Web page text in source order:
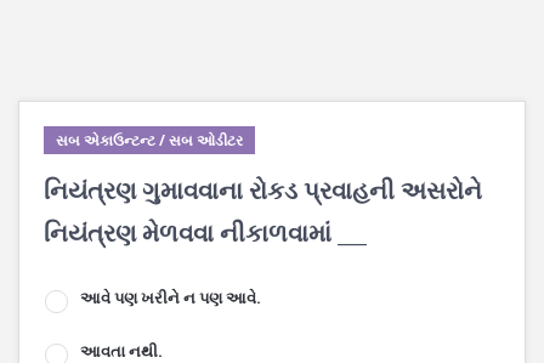
સબ એકાઉન્ટન્ટ / સબ ઓડીટર
નિયંત્રણ ગુમાવવાના રોકડ પ્રવાહની અસરોને
નિયંત્રણ મેળવવા નીકાળવામાં ___
આવે પણ ખરીને ન પણ આવે.
આવતા નથી.